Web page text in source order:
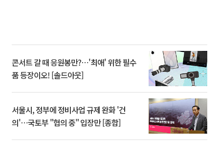
콘서트 갈 때 응원봉만?⋯'최애' 위한 필수
품 등장이오! [솔드아웃]
서울시, 정부에 정비사업 규제 완화 '건
의'⋯국토부 "협의 중" 입장만 [종합]